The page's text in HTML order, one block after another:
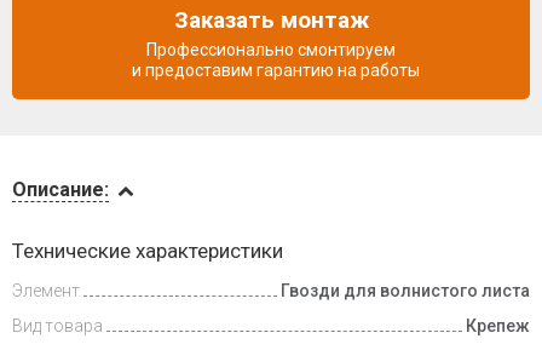
и оплата
Описание:
Технические характеристики
Элемент
Гвозди для волнистого листа
Вид товара
Крепеж
Заказать монтаж
Профессионально смонтируем
и предоставим гарантию на работы